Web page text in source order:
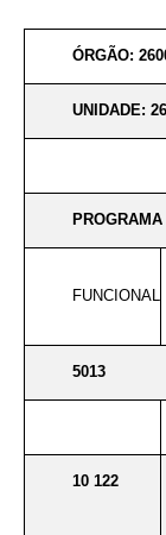
ÓRGÃO:
UNIDADE:
FUNCIONAL
5013
10 122